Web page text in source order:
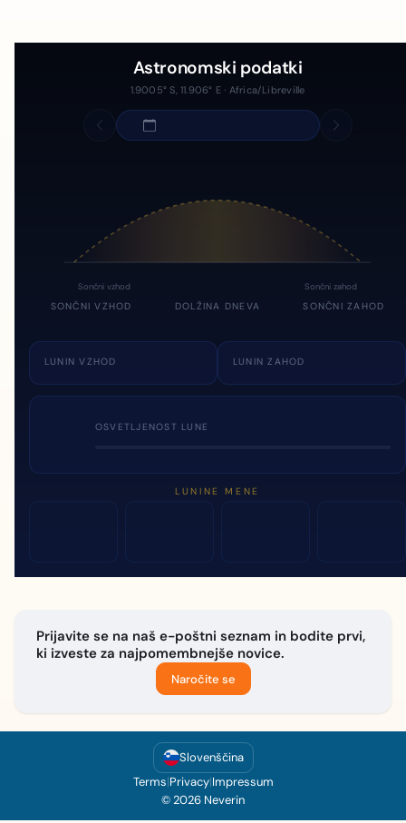
Astronomski podatki
1.9005° S, 11.906° E · Africa/Libreville
Sončni vzhod Sončni zahod
SONČNI VZHOD DOLŽINA DNEVA SONČNI ZAHOD
LUNIN VZHOD LUNIN ZAHOD
OSVETLJENOST LUNE
LUNINE MENE
Prijavite se na naš e-poštni seznam in bodite prvi,
ki izveste za najpomembnejše novice.
Naročite se
Slovenščina
Terms|Privacy|Impressum
© 2026 Neverin